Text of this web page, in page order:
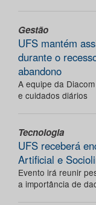
Gestão
UFS mantém
durante o
abandono
A equipe da
e cuidados diários
Tecnologia
UFS receberá
Artificial e
Evento irá reunir
a importância de